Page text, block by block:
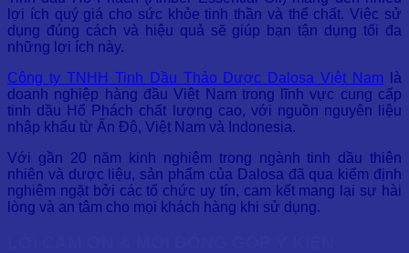
lợi ích quý giá cho sức khỏe tinh thần và thể chất. Việc sử
dụng đúng cách và hiệu quả sẽ giúp bạn tận dụng tối đa
những lợi ích này.
Công ty TNHH Tinh Dầu Thảo Dược Dalosa Việt Nam là
doanh nghiệp hàng đầu Việt Nam trong lĩnh vực cung cấp
tinh dầu Hổ Phách chất lượng cao, với nguồn nguyên liệu
nhập khẩu từ Ấn Độ, Việt Nam và Indonesia.
Với gần 20 năm kinh nghiệm trong ngành tinh dầu thiên
nhiên và dược liệu, sản phẩm của Dalosa đã qua kiểm định
nghiêm ngặt bởi các tổ chức uy tín, cam kết mang lại sự hài
lòng và an tâm cho mọi khách hàng khi sử dụng.